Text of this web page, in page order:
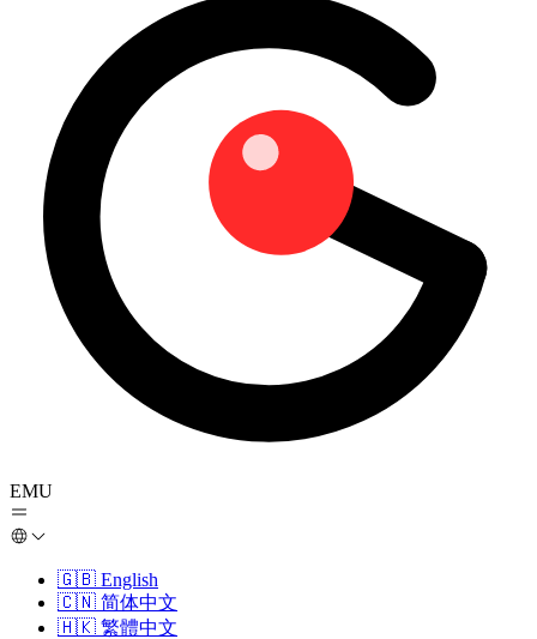
EMU
🇬🇧 English
🇨🇳 简体中文
🇭🇰 繁體中文